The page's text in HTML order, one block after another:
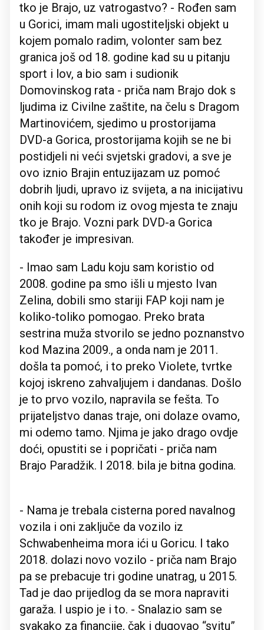
tko je Brajo, uz vatrogastvo? - Rođen sam
u Gorici, imam mali ugostiteljski objekt u
kojem pomalo radim, volonter sam bez
granica još od 18. godine kad su u pitanju
sport i lov, a bio sam i sudionik
Domovinskog rata - priča nam Brajo dok s
ljudima iz Civilne zaštite, na čelu s Dragom
Martinovićem, sjedimo u prostorijama
DVD-a Gorica, prostorijama kojih se ne bi
postidjeli ni veći svjetski gradovi, a sve je
ovo iznio Brajin entuzijazam uz pomoć
dobrih ljudi, upravo iz svijeta, a na inicijativu
onih koji su rodom iz ovog mjesta te znaju
tko je Brajo. Vozni park DVD-a Gorica
također je impresivan.
- Imao sam Ladu koju sam koristio od
2008. godine pa smo išli u mjesto Ivan
Zelina, dobili smo stariji FAP koji nam je
koliko-toliko pomogao. Preko brata
sestrina muža stvorilo se jedno poznanstvo
kod Mazina 2009., a onda nam je 2011.
došla ta pomoć, i to preko Violete, tvrtke
kojoj iskreno zahvaljujem i dandanas. Došlo
je to prvo vozilo, napravila se fešta. To
prijateljstvo danas traje, oni dolaze ovamo,
mi odemo tamo. Njima je jako drago ovdje
doći, opustiti se i popričati - priča nam
Brajo Paradžik. I 2018. bila je bitna godina.
- Nama je trebala cisterna pored navalnog
vozila i oni zaključe da vozilo iz
Schwabenheima mora ići u Goricu. I tako
2018. dolazi novo vozilo - priča nam Brajo
pa se prebacuje tri godine unatrag, u 2015.
Tad je dao prijedlog da se mora napraviti
garaža. I uspio je i to. - Snalazio sam se
svakako za financije, čak i dugovao “svitu”